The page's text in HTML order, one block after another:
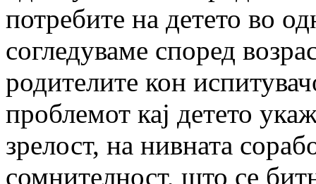
потребите на детето во
согледуваме според
родителите кон
проблемот кај детето
зрелост, на нивната
сомнителност, што се